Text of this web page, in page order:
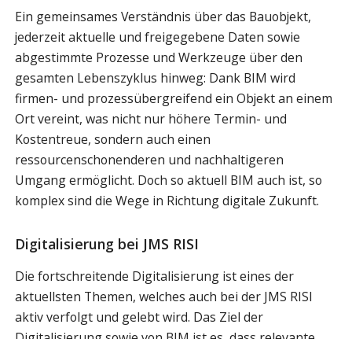
Ein gemeinsames Verständnis über das Bauobjekt,
jederzeit aktuelle und freigegebene Daten sowie
abgestimmte Prozesse und Werkzeuge über den
gesamten Lebenszyklus hinweg: Dank BIM wird
firmen- und prozessübergreifend ein Objekt an einem
Ort vereint, was nicht nur höhere Termin- und
Kostentreue, sondern auch einen
ressourcenschonenderen und nachhaltigeren
Umgang ermöglicht. Doch so aktuell BIM auch ist, so
komplex sind die Wege in Richtung digitale Zukunft.
Digitalisierung bei JMS RISI
Die fortschreitende Digitalisierung ist eines der
aktuellsten Themen, welches auch bei der JMS RISI
aktiv verfolgt und gelebt wird. Das Ziel der